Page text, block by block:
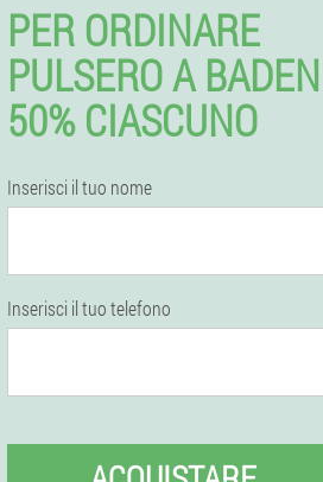
PER ORDINARE
PULSERO A BADEN
50% CIASCUNO
Inserisci il tuo nome
Inserisci il tuo telefono